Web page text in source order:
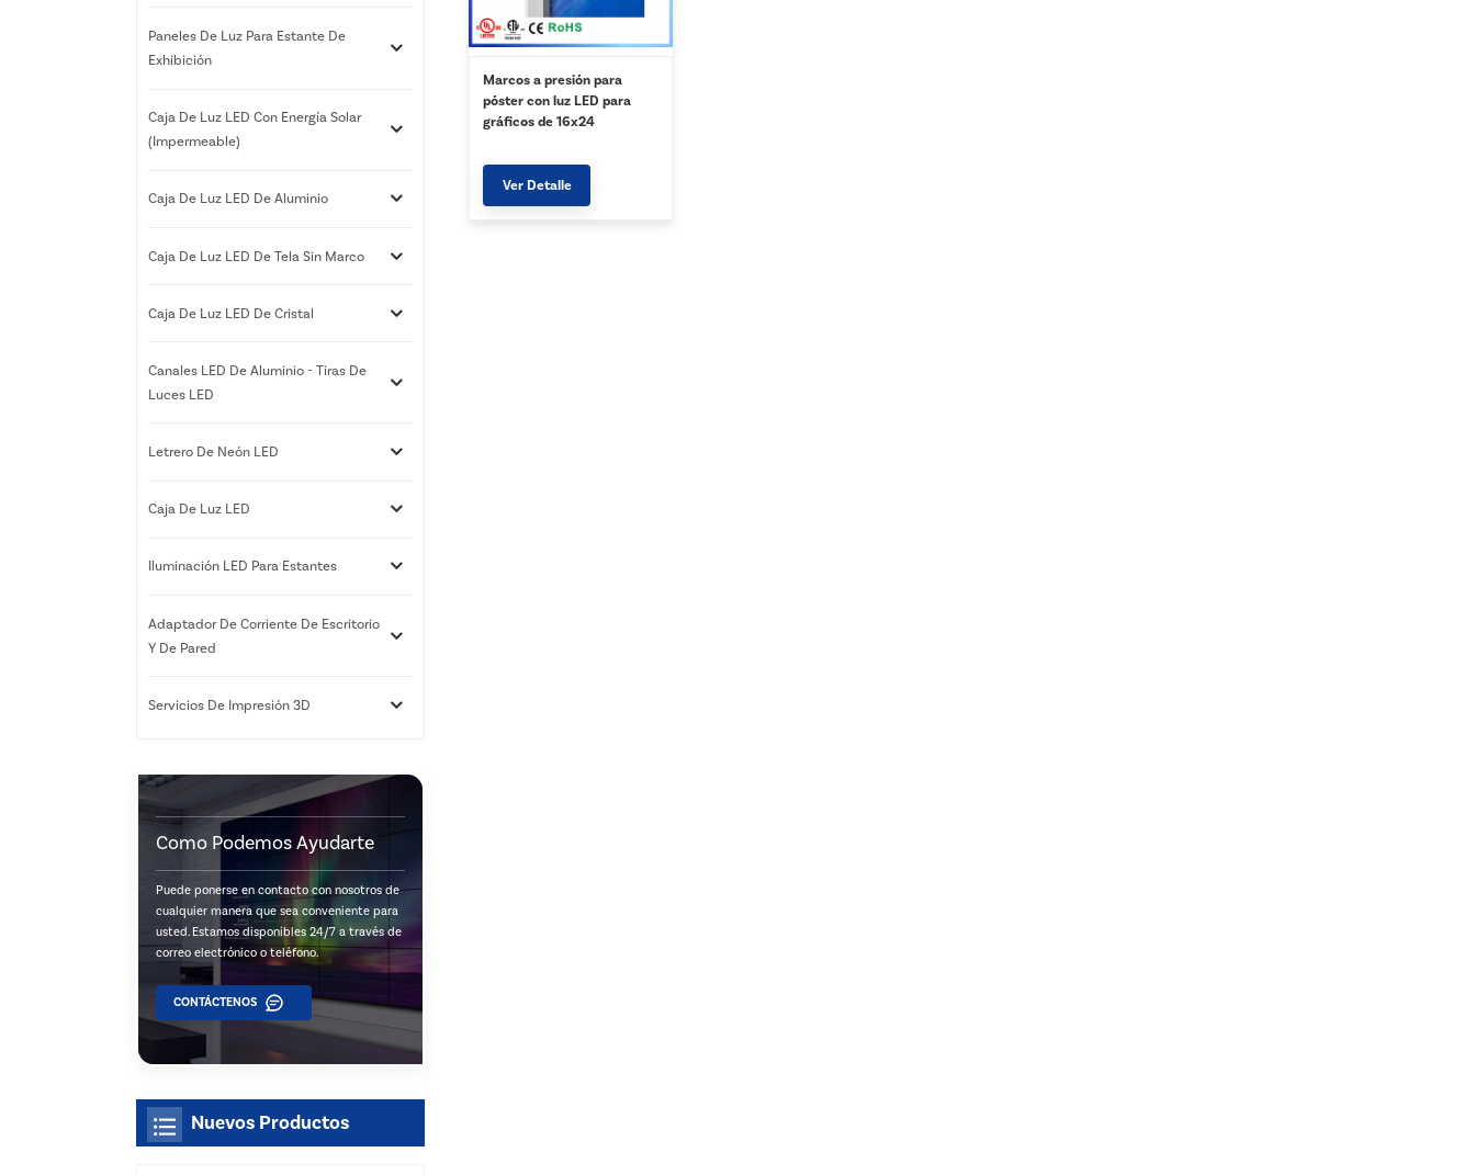
Marcos a presión para
póster con luz LED para
gráficos de 16x24
Ver Detalle
Paneles De Luz Para Estante De
Exhibición
Caja De Luz LED Con Energía Solar
(impermeable)
Caja De Luz LED De Aluminio
Caja De Luz LED De Tela Sin Marco
Caja De Luz LED De Cristal
Canales LED De Aluminio - Tiras De
Luces LED
Letrero De Neón LED
Caja De Luz LED
Iluminación LED Para Estantes
Adaptador De Corriente De Escritorio
Y De Pared
Servicios De Impresión 3D
Como Podemos Ayudarte
Puede ponerse en contacto con nosotros de
cualquier manera que sea conveniente para
usted. Estamos disponibles 24/7 a través de
correo electrónico o teléfono.
CONTÁCTENOS
Nuevos Productos